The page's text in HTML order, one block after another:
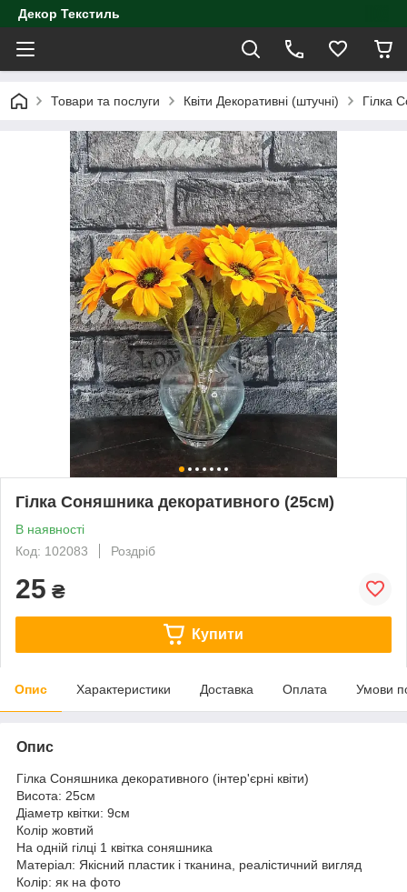
Декор Текстиль
Товари та послуги Квіти Декоративні (штучні) Гілка
Гілка Соняшника декоративного (25см)
В наявності
Код: 102083
Роздріб
25 ₴
Купити
Опис Характеристики Доставка Оплата Умови
Опис
Гілка Соняшника декоративного (інтер'єрні квіти)
Висота: 25см
Діаметр квітки: 9см
Колір жовтий
На одній гілці 1 квітка соняшника
Матеріал: Якісний пластик і тканина, реалістичний вигляд
Колір: як на фото